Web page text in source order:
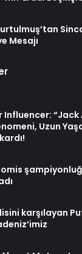
Mesajı
Influencer:
Uzun
karşılayan